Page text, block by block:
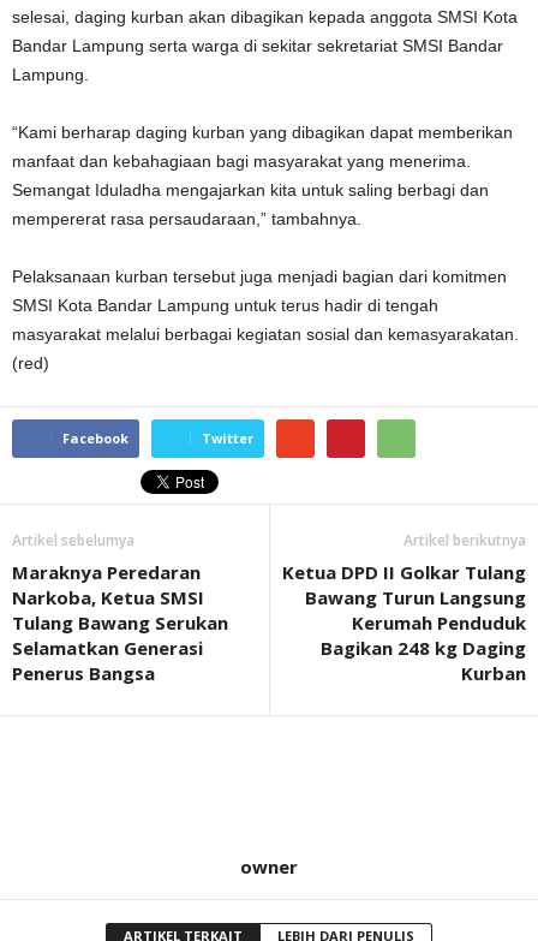
selesai, daging kurban akan dibagikan kepada anggota SMSI Kota
Bandar Lampung serta warga di sekitar sekretariat SMSI Bandar
Lampung.
“Kami berharap daging kurban yang dibagikan dapat memberikan
manfaat dan kebahagiaan bagi masyarakat yang menerima.
Semangat Iduladha mengajarkan kita untuk saling berbagi dan
mempererat rasa persaudaraan,” tambahnya.
Pelaksanaan kurban tersebut juga menjadi bagian dari komitmen
SMSI Kota Bandar Lampung untuk terus hadir di tengah
masyarakat melalui berbagai kegiatan sosial dan kemasyarakatan.
(red)
Facebook Twitter
Artikel sebelumya
Maraknya Peredaran
Narkoba, Ketua SMSI
Tulang Bawang Serukan
Selamatkan Generasi
Penerus Bangsa
Artikel berikutnya
Ketua DPD II Golkar Tulang
Bawang Turun Langsung
Kerumah Penduduk
Bagikan 248 kg Daging
Kurban
owner
ARTIKEL TERKAIT LEBIH DARI PENULIS